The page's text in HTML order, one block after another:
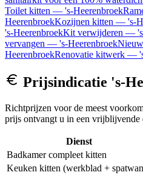
Toilet kitten — 's-Heerenbroek
HeerenbroekKozijnen kitten — 's-
's-HeerenbroekKit verwijderen —
vervangen — 's-Heerenbroek
HeerenbroekRenovatie kitwerk —
Prijsindicatie 's-
Richtprijzen voor de meest
prijs ontvangt u in een vrijblijvende
Dienst
Badkamer compleet kitten
Keuken kitten (werkblad +